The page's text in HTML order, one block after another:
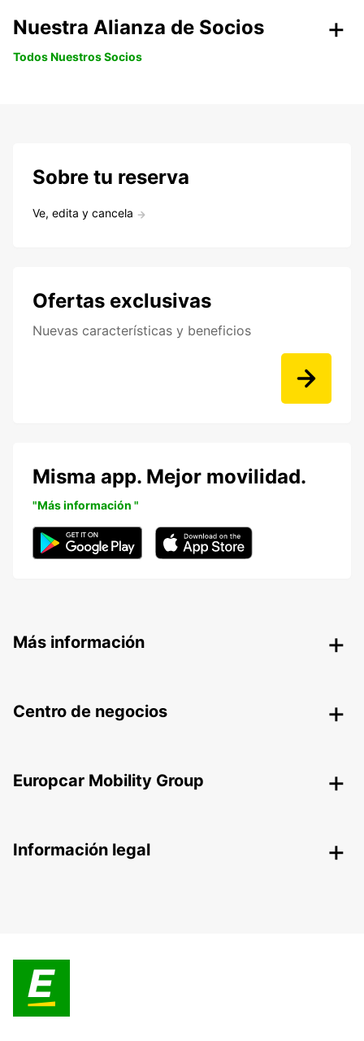
Nuestra Alianza de Socios
Todos Nuestros Socios
Sobre tu reserva
Ve, edita y cancela
Ofertas exclusivas
Nuevas características y beneficios
Misma app. Mejor movilidad.
"Más información "
Más información
Centro de negocios
Europcar Mobility Group
Información legal